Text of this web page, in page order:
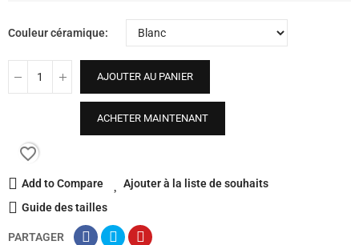
Couleur céramique
AJOUTER AU PANIER
ACHETER MAINTENANT
favorite_border
Add to Compare
Ajouter à la liste de souhaits
Guide des tailles
PARTAGER